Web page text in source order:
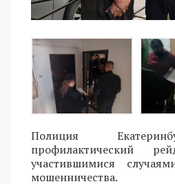
Полиция
профилактический
участившимися
мошенничества.